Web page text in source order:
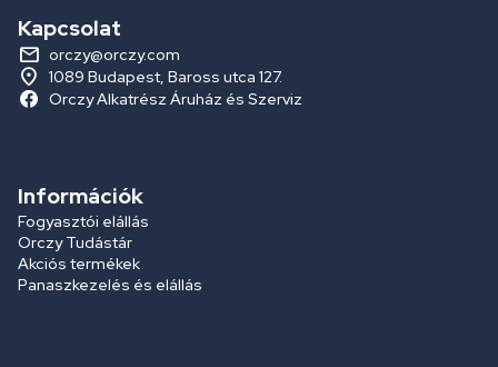
Kapcsolat
orczy@orczy.com
1089 Budapest, Baross utca 127.
Orczy Alkatrész Áruház és Szerviz
Információk
Fogyasztói elállás
Orczy Tudástár
Akciós termékek
Panaszkezelés és elállás